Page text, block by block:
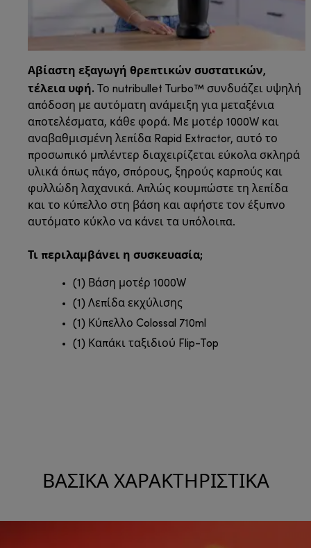
Αβίαστη εξαγωγή θρεπτικών συστατικών,
τέλεια υφή. Το nutribullet Turbo™ συνδυάζει υψηλή
απόδοση με αυτόματη ανάμειξη για μεταξένια
αποτελέσματα, κάθε φορά. Με μοτέρ 1000W και
αναβαθμισμένη λεπίδα Rapid Extractor, αυτό το
προσωπικό μπλέντερ διαχειρίζεται εύκολα σκληρά
υλικά όπως πάγο, σπόρους, ξηρούς καρπούς και
φυλλώδη λαχανικά. Απλώς κουμπώστε τη λεπίδα
και το κύπελλο στη βάση και αφήστε τον έξυπνο
αυτόματο κύκλο να κάνει τα υπόλοιπα.
Τι περιλαμβάνει η συσκευασία;
(1) Βάση μοτέρ 1000W
(1) Λεπίδα εκχύλισης
(1) Κύπελλο Colossal 710ml
(1) Καπάκι ταξιδιού Flip-Top
ΒΑΣΙΚΆ ΧΑΡΑΚΤΗΡΙΣΤΙΚΆ